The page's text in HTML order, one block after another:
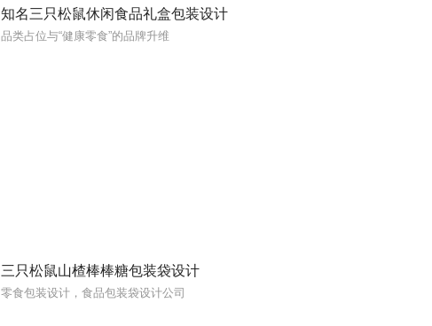
知名三只松鼠休闲食品礼盒包装设计
品类占位与“健康零食”的品牌升维
三只松鼠山楂棒棒糖包装袋设计
零食包装设计，食品包装袋设计公司